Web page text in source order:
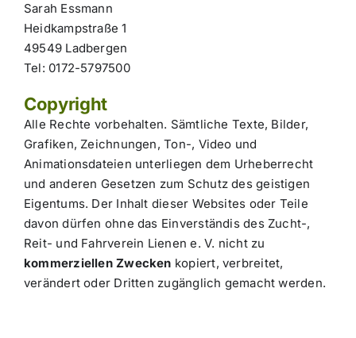
Sarah Essmann
Heidkampstraße 1
49549 Ladbergen
Tel: 0172-5797500
Copyright
Alle Rechte vorbehalten. Sämtliche Texte, Bilder,
Grafiken, Zeichnungen, Ton-, Video und
Animationsdateien unterliegen dem Urheberrecht
und anderen Gesetzen zum Schutz des geistigen
Eigentums. Der Inhalt dieser Websites oder Teile
davon dürfen ohne das Einverständis des Zucht-,
Reit- und Fahrverein Lienen e. V. nicht zu
kommerziellen Zwecken kopiert, verbreitet,
verändert oder Dritten zugänglich gemacht werden.